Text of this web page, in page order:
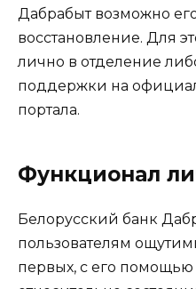
Дабрабыт возможно
восстановление. Для
лично в отделение
поддержки на
портала.
Функционал
Белорусский банк
пользователям
первых, с его помощью